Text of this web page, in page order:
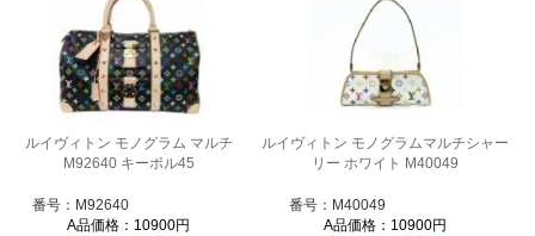
ルイヴィトン モノグラム マルチ
M92640 キーポル45
番号：M92640
A品価格：10900円
ルイヴィトン モノグラムマルチシャー
リー ホワイト M40049
番号：M40049
A品価格：10900円